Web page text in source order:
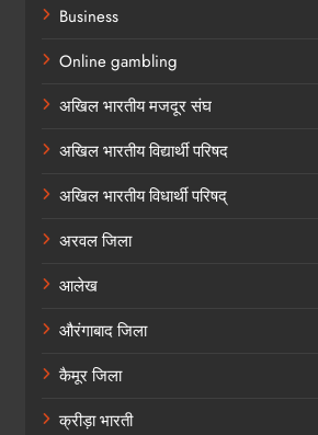
Business
Online gambling
अखिल भारतीय मजदूर संघ
अखिल भारतीय विद्यार्थी परिषद
अखिल भारतीय विधार्थी परिषद्
अरवल जिला
आलेख
औरंगाबाद जिला
कैमूर जिला
क्रीड़ा भारती